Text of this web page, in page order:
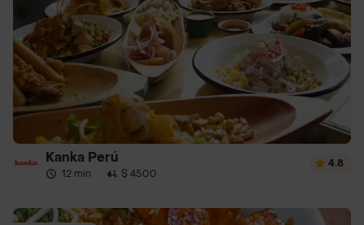
Kanka Perú
12 min · $ 4500
4.8